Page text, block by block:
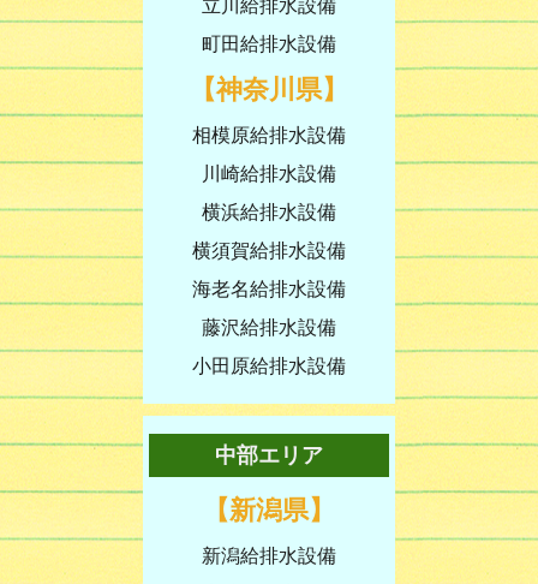
立川給排水設備
町田給排水設備
【神奈川県】
相模原給排水設備
川崎給排水設備
横浜給排水設備
横須賀給排水設備
海老名給排水設備
藤沢給排水設備
小田原給排水設備
中部エリア
【新潟県】
新潟給排水設備